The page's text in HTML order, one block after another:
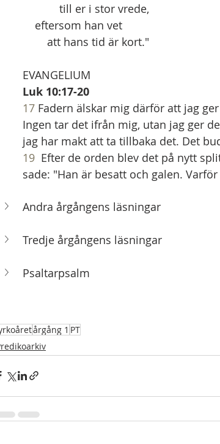
            till er i stor vrede,
    eftersom han vet
        att hans tid är kort."
EVANGELIUM
Luk 10:17-20
17 Fadern älskar mig därför att jag
Ingen tar det ifrån mig, utan jag ger
jag har makt att ta tillbaka det. Det
19
Efter de orden blev det på nytt
sade: "Han är besatt och galen.
Andra årgångens läsningar
Tredje årgångens läsningar
Psaltarpsalm
årgång 1 PT